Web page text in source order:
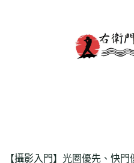
【攝影入門】光圈優先、快門